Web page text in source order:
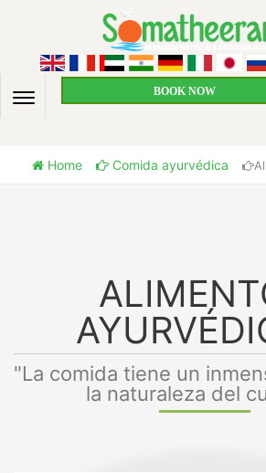
BOOK NOW
Home Comida ayurvédica
"La comida tiene un
la naturaleza del